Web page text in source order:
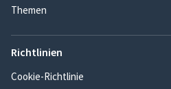
Themen
Richtlinien
Cookie-Richtlinie